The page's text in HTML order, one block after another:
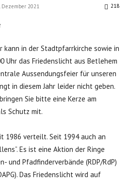
Dezember 2021 218
kann in der Stadtpfarrkirche sowie in
Uhr das Friedenslicht aus Betlehem
Aussendungsfeier für unseren
in diesem Jahr leider nicht geben.
Sie bitte eine Kerze am
Schutz mit.
1986 verteilt. Seit 1994 auch an
Es ist eine Aktion der Ringe
und Pfadfinderverbände (RDP/RdP)
Das Friedenslicht wird auf